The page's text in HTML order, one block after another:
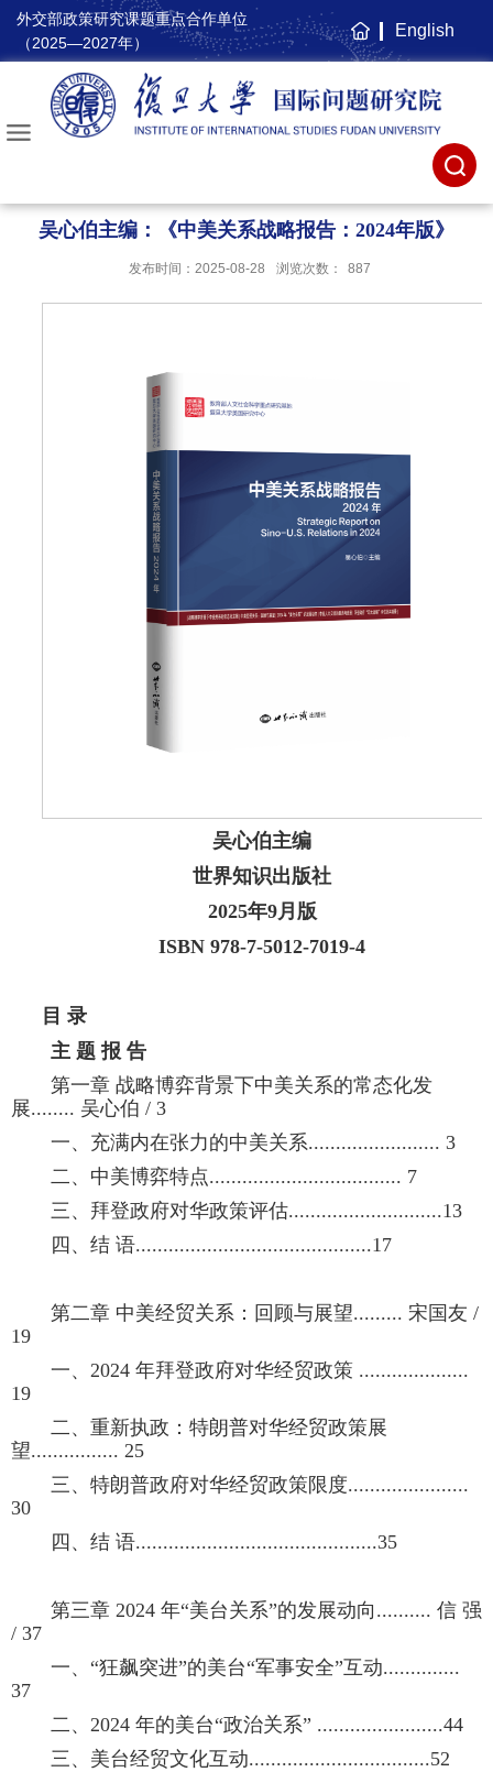
外交部政策研究课题重点合作单位
（2025—2027年）
主
页
English
吴心伯主编：《中美关系战略报告：2024年版》
发布时间：2025-08-28 浏览次数： 887
吴心伯主编
世界知识出版社
2025年9月版
ISBN 978-7-5012-7019-4
目 录
主 题 报 告
第一章 战略博弈背景下中美关系的常态化发
展........ 吴心伯 / 3
一、充满内在张力的中美关系........................ 3
二、中美博弈特点................................... 7
三、拜登政府对华政策评估............................13
四、结 语...........................................17
第二章 中美经贸关系：回顾与展望......... 宋国友 /
19
一、2024 年拜登政府对华经贸政策 ....................
19
二、重新执政：特朗普对华经贸政策展
望................ 25
三、特朗普政府对华经贸政策限度......................
30
四、结 语............................................35
第三章 2024 年“美台关系”的发展动向.......... 信 强
/ 37
一、“狂飙突进”的美台“军事安全”互动..............
37
二、2024 年的美台“政治关系” .......................44
三、美台经贸文化互动.................................52